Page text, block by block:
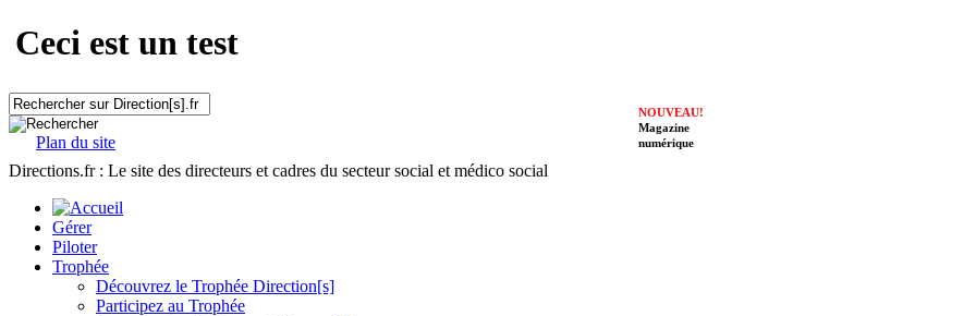
Ceci est un test
Plan du site
NOUVEAU!
Magazine
numérique
Directions.fr : Le site des directeurs et cadres du secteur social et médico social
Gérer
Piloter
Trophée
Découvrez le Trophée Direction[s]
Participez au Trophée